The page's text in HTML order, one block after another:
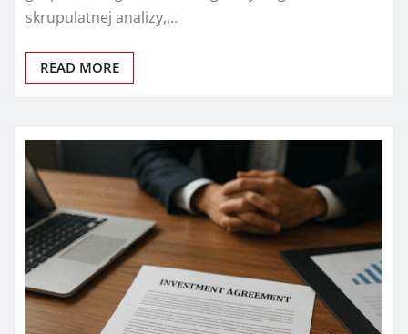
skrupulatnej analizy,…
READ MORE